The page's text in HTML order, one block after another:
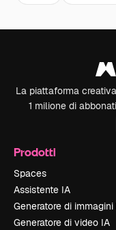
La piattaforma
1 milione di
Prodotti
Spaces
Assistente IA
Generatore di immagini
Generatore di video IA